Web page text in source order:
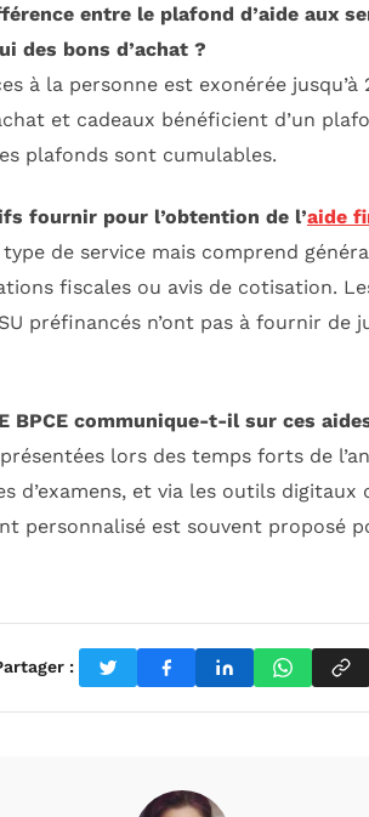
entre le plafond d’aide aux
des bons d’achat ?
à la personne est exonérée
et cadeaux bénéficient d’un
plafonds sont cumulables.
fournir pour l’obtention de l’aide
de service mais comprend
fiscales ou avis de cotisation.
préfinancés n’ont pas à fournir de
BPCE communique-t-il sur ces
lors des temps forts de
d’examens, et via les outils digitaux
personnalisé est souvent proposé
: